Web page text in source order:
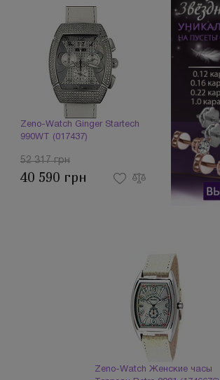
Zeno-Watch Ginger Startech
990WT (017437)
52 317 грн
40 590 грн
Zeno-Watch Женские часы